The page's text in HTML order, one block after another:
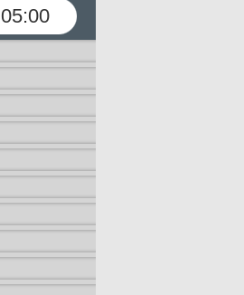
05:00